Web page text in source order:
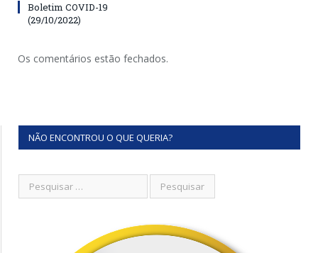
Boletim COVID-19
(29/10/2022)
Os comentários estão fechados.
NÃO ENCONTROU O QUE QUERIA?